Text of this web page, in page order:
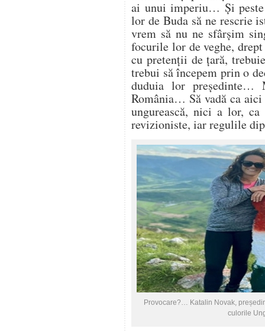
ai unui imperiu… Și peste
lor de Buda să ne rescrie
vrem să nu ne sfârșim
focurile lor de veghe,
cu pretenții de țară,
trebui să începem prin o
duduia lor
România… Să vadă ca
ungurească, nici a lor,
revizioniste, iar regulile
Provocare?… Katalin Novak,
culorile